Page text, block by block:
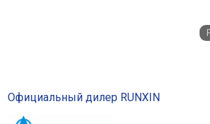
Официальный дилер RUNXIN